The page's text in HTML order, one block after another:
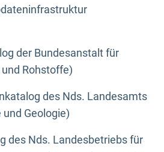
der Bundesanstalt für
Rohstoffe)
des Nds. Landesamts
und Geologie)
des Nds. Landesbetriebs für